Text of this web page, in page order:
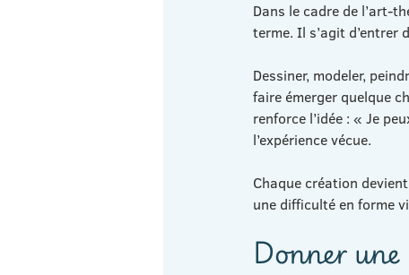
Dans le cadre de l’art-
terme. Il s’agit d’entrer
Dessiner, modeler,
faire émerger quelque
renforce l’idée : « Je
l’expérience vécue.
Chaque création
une difficulté en forme
Donner